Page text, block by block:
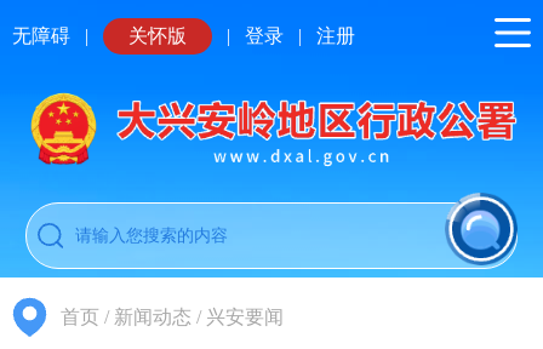
无障碍 | 关怀版 | 登录 | 注册
首页 / 新闻动态 / 兴安要闻